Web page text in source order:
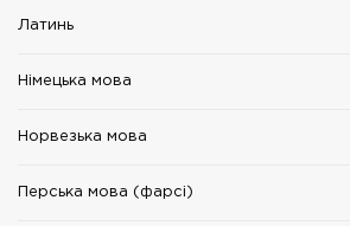
Латинь
Німецька мова
Норвезька мова
Перська мова (фарсі)